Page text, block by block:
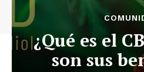
¿Qué es el
son sus